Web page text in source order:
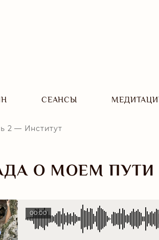
CЕАНСЫ
2 — Институт
О МОЕМ
00:00